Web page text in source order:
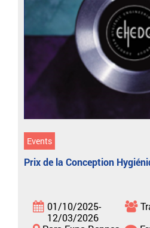
Events
Prix de la Conception
01/10/2025-
12/03/2026